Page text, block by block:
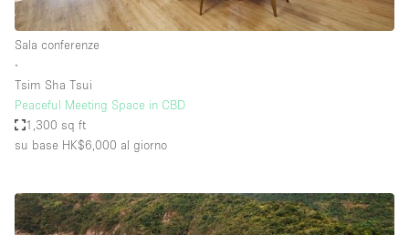
Sala conferenze
∙
Tsim Sha Tsui
Peaceful Meeting Space in CBD
1,300 sq ft
su base HK$6,000 al giorno